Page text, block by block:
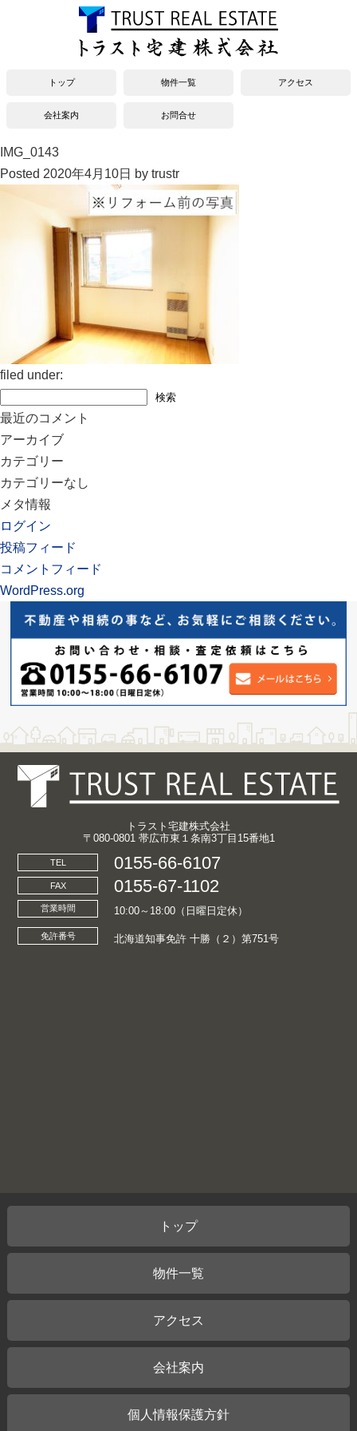
トップ 物件一覧 アクセス
会社案内 お問合せ
IMG_0143
Posted 2020年4月10日 by trustr
filed under:
索:
検索
最近のコメント
アーカイブ
カテゴリー
カテゴリーなし
メタ情報
ログイン
投稿フィード
コメントフィード
WordPress.org
トラスト宅建株式会社
〒080-0801 帯広市東１条南3丁目15番地1
TEL 0155-66-6107
FAX 0155-67-1102
営業時間 10:00～18:00（日曜日定休）
免許番号 北海道知事免許 十勝（２）第751号
トップ
物件一覧
アクセス
会社案内
個人情報保護方針